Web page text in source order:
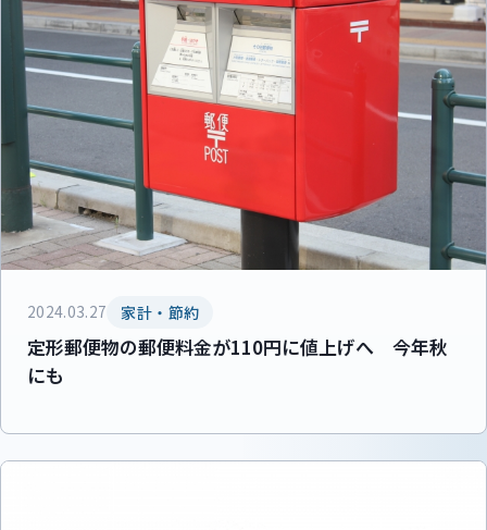
2024.03.27 家計・節約
定形郵便物の郵便料金が110円に値上げへ 今年秋
にも